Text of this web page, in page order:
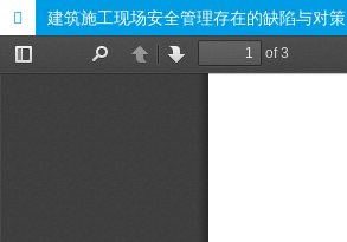
建筑施工现场安全管理存在的缺陷与对策